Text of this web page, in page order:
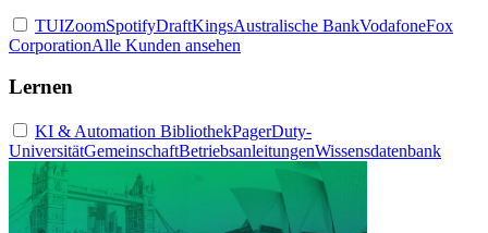
TUIZoomSpotifyDraftKingsAustralische BankVodafoneFox
CorporationAlle Kunden ansehen
Lernen
KI & Automation BibliothekPagerDuty-
UniversitätGemeinschaftBetriebsanleitungenWissensdatenbank